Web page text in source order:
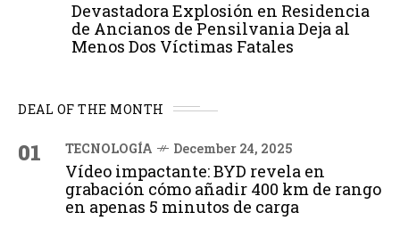
Devastadora Explosión en Residencia
de Ancianos de Pensilvania Deja al
Menos Dos Víctimas Fatales
DEAL OF THE MONTH
01 TECNOLOGÍA December 24, 2025
Vídeo impactante: BYD revela en
grabación cómo añadir 400 km de rango
en apenas 5 minutos de carga